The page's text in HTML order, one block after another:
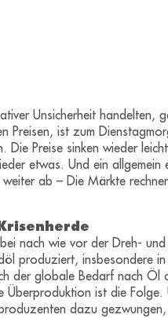
Unsicherheit handelten,
Preisen, ist zum
Die Preise sinken wieder
etwas. Und ein
ab – Die Märkte
nach wie vor der Dreh-
produziert, insbesondere
der globale Bedarf nach Öl
Überproduktion ist die Folge.
dazu gezwungen,